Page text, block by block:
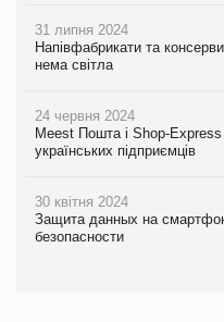
31 липня 2024
Напівфабрикати та
нема світла
24 червня 2024
Meest Пошта і Shop-
українських підприємців
30 квітня 2024
Защита данных на
безопасности